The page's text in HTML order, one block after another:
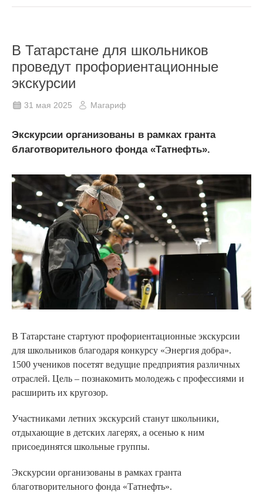
В Татарстане для школьников
проведут профориентационные
экскурсии
31 мая 2025 Магариф
Экскурсии организованы в рамках гранта
благотворительного фонда «Татнефть».
В Татарстане стартуют профориентационные экскурсии
для школьников благодаря конкурсу «Энергия добра».
1500 учеников посетят ведущие предприятия различных
отраслей. Цель – познакомить молодежь с профессиями и
расширить их кругозор.
Участниками летних экскурсий станут школьники,
отдыхающие в детских лагерях, а осенью к ним
присоединятся школьные группы.
Экскурсии организованы в рамках гранта
благотворительного фонда «Татнефть».